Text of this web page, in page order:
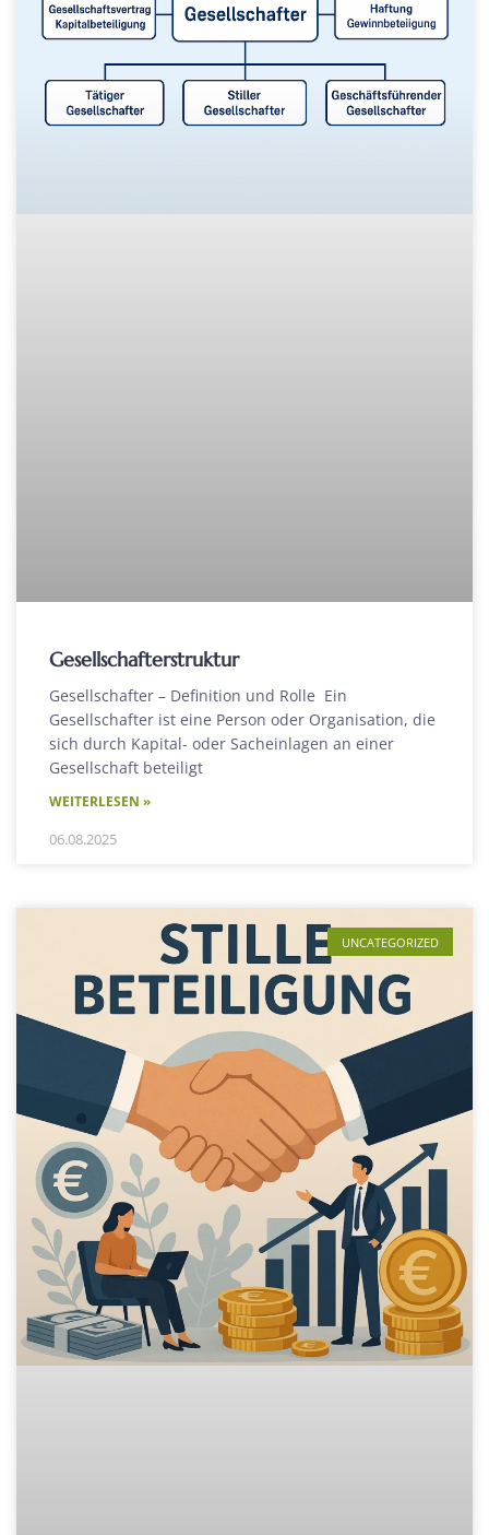
Gesellschafterstruktur
Gesellschafter – Definition und Rolle Ein
Gesellschafter ist eine Person oder Organisation, die
sich durch Kapital- oder Sacheinlagen an einer
Gesellschaft beteiligt
WEITERLESEN »
06.08.2025
UNCATEGORIZED